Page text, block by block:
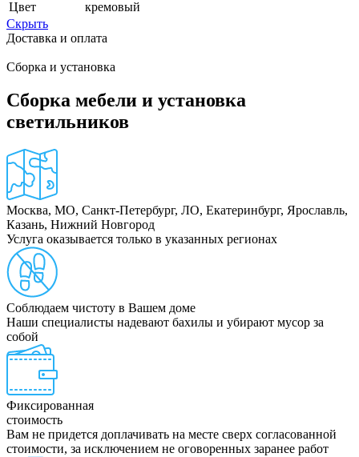
Цвет
кремовый
Скрыть
Доставка и оплата
Сборка и установка
Сборка мебели и установка
светильников
Москва, МО, Санкт-Петербург, ЛО, Екатеринбург, Ярославль,
Казань, Нижний Новгород
Услуга оказывается только в указанных регионах
Соблюдаем чистоту в Вашем доме
Наши специалисты надевают бахилы и убирают мусор за
собой
Фиксированная
стоимость
Вам не придется доплачивать на месте сверх согласованной
стоимости, за исключением не оговоренных заранее работ